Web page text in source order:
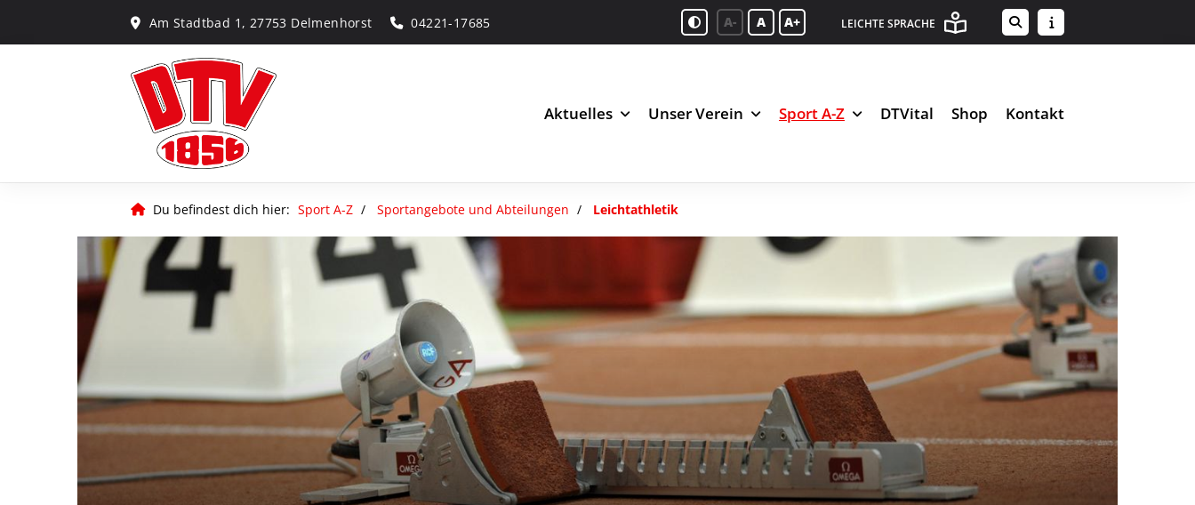
Am Stadtbad 1, 27753 Delmenhorst 04221-17685 A- A A+ LEICHTE SPRACHE
Aktuelles Unser Verein Sport A-Z DTVital Shop Kontakt
Du befindest dich hier: Sport A-Z Sportangebote und Abteilungen Leichtathletik